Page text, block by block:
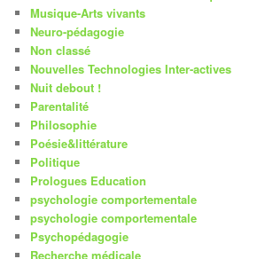
Musique-Arts vivants
Neuro-pédagogie
Non classé
Nouvelles Technologies Inter-actives
Nuit debout !
Parentalité
Philosophie
Poésie&littérature
Politique
Prologues Education
psychologie comportementale
psychologie comportementale
Psychopédagogie
Recherche médicale